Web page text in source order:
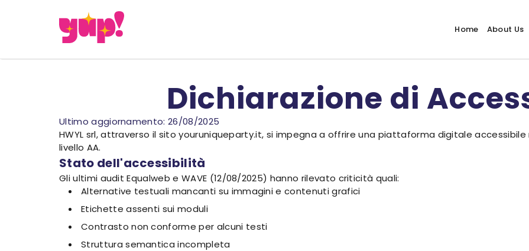
Home About Us
Dichiarazione di
Ultimo aggiornamento: 26/08/2025
HWYL srl, attraverso il sito youruniqueparty.it, si impegna a offrire una piattaforma digitale accessibile
livello AA.
Stato dell'accessibilità
Gli ultimi audit Equalweb e WAVE (12/08/2025) hanno rilevato criticità quali:
Alternative testuali mancanti su immagini e contenuti grafici
Etichette assenti sui moduli
Contrasto non conforme per alcuni testi
Struttura semantica incompleta